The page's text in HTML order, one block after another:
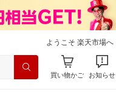
ようこそ 楽天市場へ
買い物かご お知らせ